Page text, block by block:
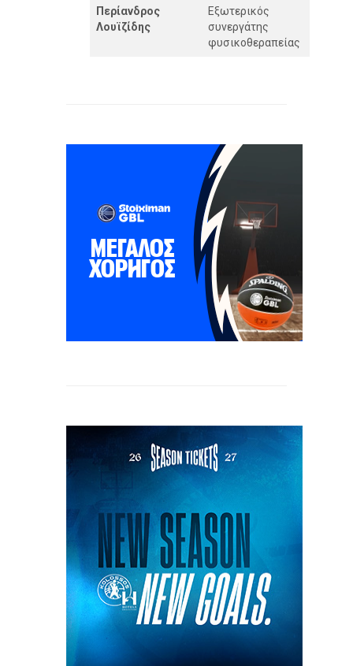
Περίανδρος
Λουϊζίδης
Εξωτερικός
συνεργάτης
φυσικοθεραπείας